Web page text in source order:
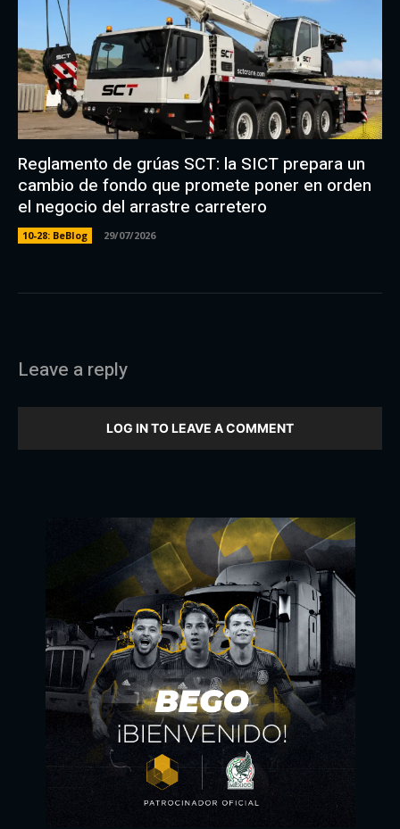
Reglamento de grúas SCT: la SICT prepara un
cambio de fondo que promete poner en orden
el negocio del arrastre carretero
10-28: BeBlog 29/07/2026
Leave a reply
LOG IN TO LEAVE A COMMENT